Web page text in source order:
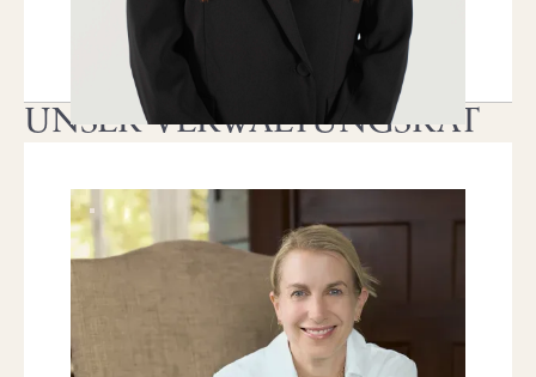
+41 44 266 60 34
anliker@nobilis-estate.com
UNSER VERWALTUNGSRAT